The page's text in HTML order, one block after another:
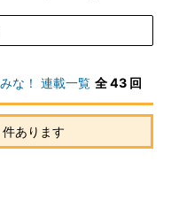
あるのだ。出版も音楽も
小傾向だ。
年に5700億円の売り上
円まで縮小。アニメ制作
な！ 連載一覧 全 43 回
あります